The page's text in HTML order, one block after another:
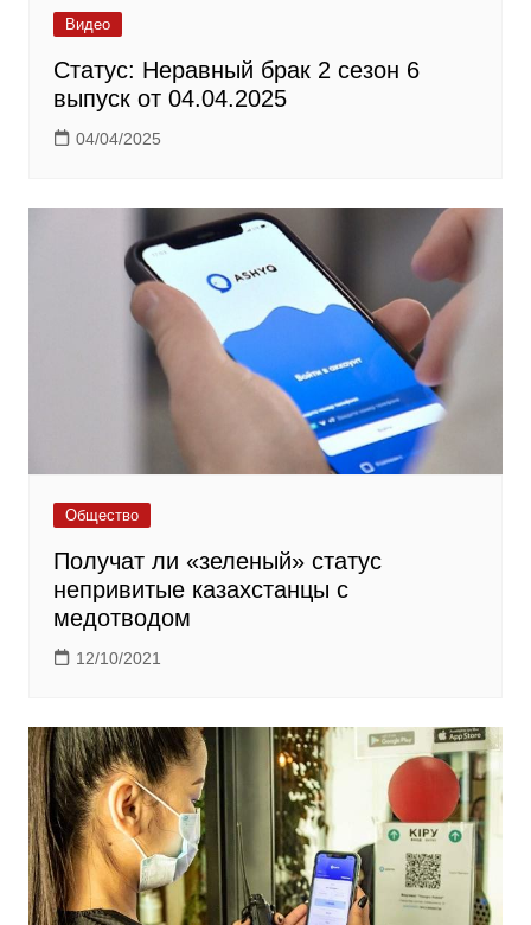
Видео
Статус: Неравный брак 2 сезон 6
выпуск от 04.04.2025
04/04/2025
Общество
Получат ли «зеленый» статус
непривитые казахстанцы с
медотводом
12/10/2021